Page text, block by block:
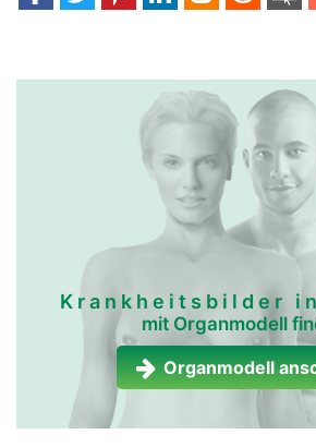
Krankheitsbilder
mit Organmodell
Organmodell